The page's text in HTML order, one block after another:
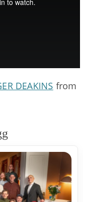
DEAKINS from